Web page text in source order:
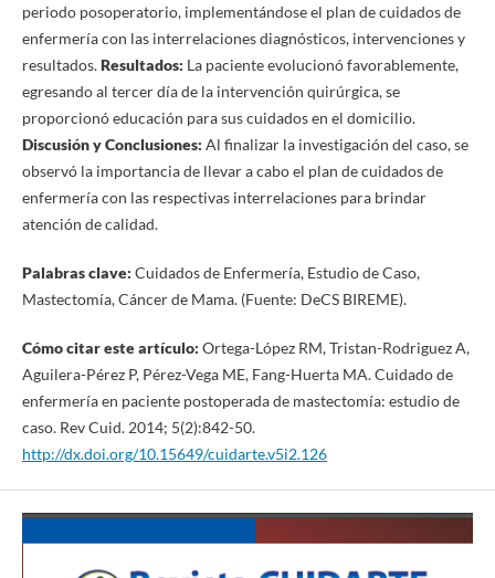
periodo posoperatorio, implementándose el plan de cuidados de
enfermería con las interrelaciones diagnósticos, intervenciones y
resultados.Resultados: La paciente evolucionó favorablemente,
egresando al tercer día de la intervención quirúrgica, se
proporcionó educación para sus cuidados en el domicilio.
Discusión y Conclusiones: Al finalizar la investigación del caso, se
observó la importancia de llevar a cabo el plan de cuidados de
enfermería con las respectivas interrelaciones para brindar
atención de calidad.
Palabras clave: Cuidados de Enfermería, Estudio de Caso,
Mastectomía, Cáncer de Mama. (Fuente: DeCS BIREME).
Cómo citar este artículo: Ortega-López RM, Tristan-Rodriguez A,
Aguilera-Pérez P, Pérez-Vega ME, Fang-Huerta MA. Cuidado de
enfermería en paciente postoperada de mastectomía: estudio de
caso. Rev Cuid. 2014; 5(2):842-50.
http://dx.doi.org/10.15649/cuidarte.v5i2.126